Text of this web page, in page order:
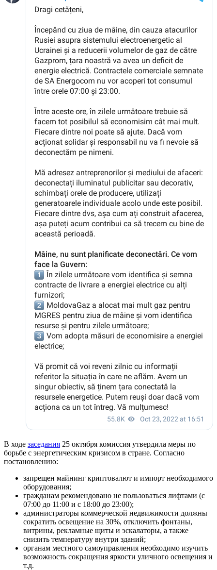
В ходе заседания 25 октября комиссия утвердила меры по
борьбе с энергетическим кризисом в стране. Согласно
постановлению:
запрещен майнинг криптовалют и импорт необходимого
оборудования;
гражданам рекомендовано не пользоваться лифтами (с
07:00 до 11:00 и с 18:00 до 23:00);
администраторы коммерческой недвижимости должны
сократить освещение на 30%, отключить фонтаны,
витрины, рекламные щиты и эскалаторы, а также
снизить температуру внутри зданий;
органам местного самоуправления необходимо изучить
возможность сокращения яркости уличного освещения и
т.д.